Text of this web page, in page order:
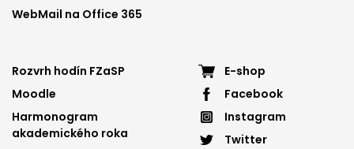
WebMail na Office 365
Footer
menu
3
Rozvrh hodín FZaSP
Moodle
Harmonogram
akademického roka
Footer
menu
4
E-shop
Facebook
Instagram
Twitter